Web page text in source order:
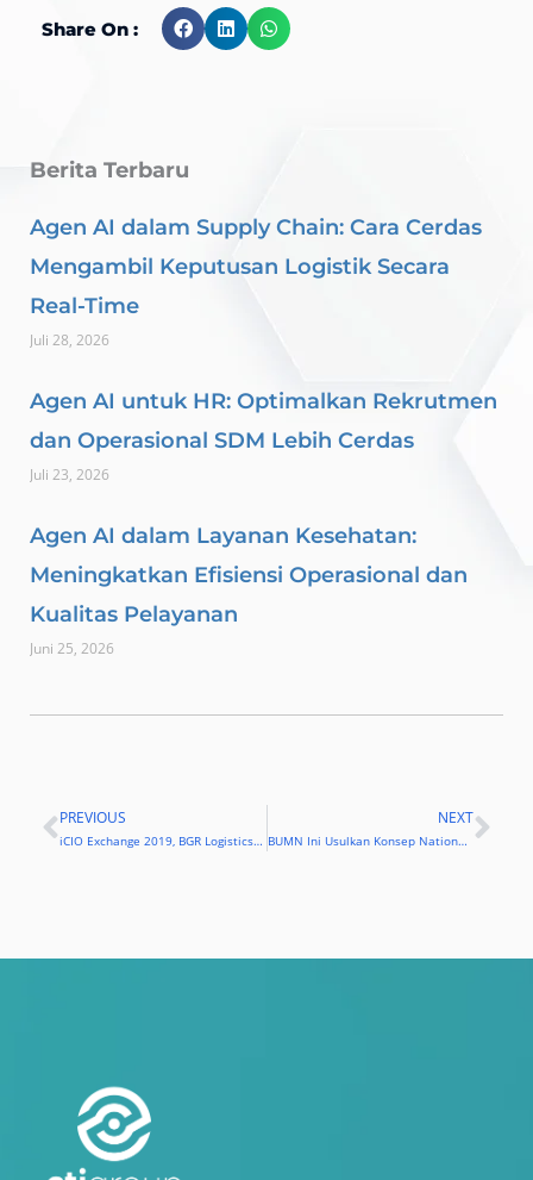
Share On :
Berita Terbaru
Agen AI dalam Supply Chain: Cara Cerdas
Mengambil Keputusan Logistik Secara
Real-Time
Juli 28, 2026
Agen AI untuk HR: Optimalkan Rekrutmen
dan Operasional SDM Lebih Cerdas
Juli 23, 2026
Agen AI dalam Layanan Kesehatan:
Meningkatkan Efisiensi Operasional dan
Kualitas Pelayanan
Juni 25, 2026
Prev
PREVIOUS
iCIO Exchange 2019, BGR Logistics Usulkan Konsep Ini
NEXT
BUMN Ini Usulkan Konsep National Warehouse Data Commodity ke Pemerintah